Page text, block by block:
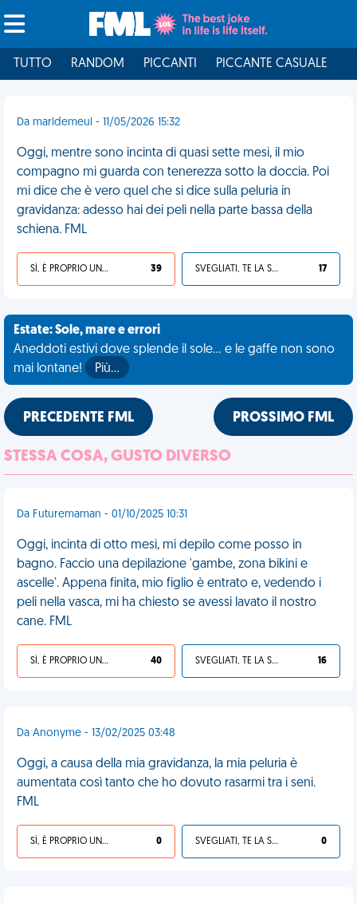
TUTTO RANDOM PICCANTI PICCANTE CASUALE
Da marldemeul - 11/05/2026 15:32
Oggi, mentre sono incinta di quasi sette mesi, il mio
compagno mi guarda con tenerezza sotto la doccia. Poi
mi dice che è vero quel che si dice sulla peluria in
gravidanza: adesso hai dei peli nella parte bassa della
schiena. FML
SÌ, È PROPRIO UNA VDM! 39 SVEGLIATI, TE LA SEI CERCATA! 17
Estate: Sole, mare e errori
Aneddoti estivi dove splende il sole... e le gaffe non sono
mai lontane!
Più…
PRECEDENTE FML PROSSIMO FML
STESSA COSA, GUSTO DIVERSO
Da Futuremaman - 01/10/2025 10:31
Oggi, incinta di otto mesi, mi depilo come posso in
bagno. Faccio una depilazione 'gambe, zona bikini e
ascelle'. Appena finita, mio figlio è entrato e, vedendo i
peli nella vasca, mi ha chiesto se avessi lavato il nostro
cane. FML
SÌ, È PROPRIO UNA VDM! 40 SVEGLIATI, TE LA SEI CERCATA! 16
Da Anonyme - 13/02/2025 03:48
Oggi, a causa della mia gravidanza, la mia peluria è
aumentata così tanto che ho dovuto rasarmi tra i seni.
FML
SÌ, È PROPRIO UNA VDM! 0 SVEGLIATI, TE LA SEI CERCATA! 0